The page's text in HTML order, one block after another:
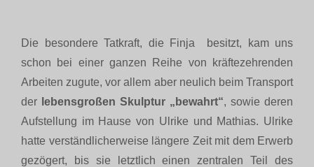
Die besondere Tatkraft, die Finja besitzt, kam uns
schon bei einer ganzen Reihe von kräftezehrenden
Arbeiten zugute, vor allem aber neulich beim Transport
der lebensgroßen Skulptur „bewahrt“, sowie deren
Aufstellung im Hause von Ulrike und Mathias. Ulrike
hatte verständlicherweise längere Zeit mit dem Erwerb
gezögert, bis sie letztlich einen zentralen Teil des